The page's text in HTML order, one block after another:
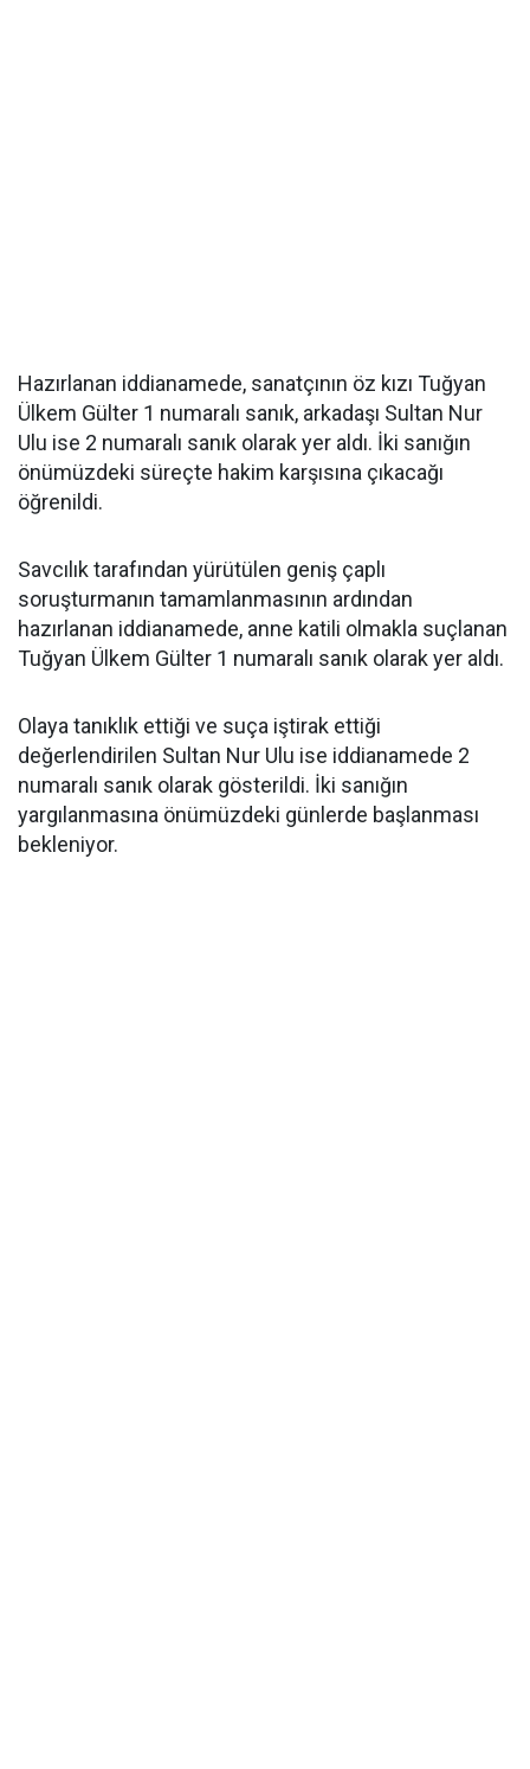
Hazırlanan iddianamede, sanatçının öz kızı Tuğyan
Ülkem Gülter 1 numaralı sanık, arkadaşı Sultan Nur
Ulu ise 2 numaralı sanık olarak yer aldı. İki sanığın
önümüzdeki süreçte hakim karşısına çıkacağı
öğrenildi.
Savcılık tarafından yürütülen geniş çaplı
soruşturmanın tamamlanmasının ardından
hazırlanan iddianamede, anne katili olmakla suçlanan
Tuğyan Ülkem Gülter 1 numaralı sanık olarak yer aldı.
Olaya tanıklık ettiği ve suça iştirak ettiği
değerlendirilen Sultan Nur Ulu ise iddianamede 2
numaralı sanık olarak gösterildi. İki sanığın
yargılanmasına önümüzdeki günlerde başlanması
bekleniyor.